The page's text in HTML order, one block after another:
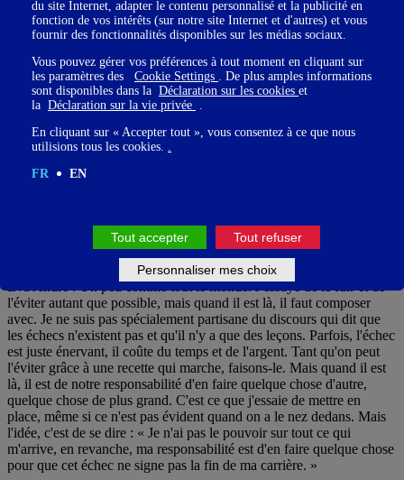
un malentendu. Je suis arrivée au bon endroit au bon moment,
j'avais un talent pour ça et j'ai rencontré les bonnes personnes. Mais
sur scène, je suis exactement comme le public. Mon quotidien sort
des codes, mais au fond, on vit tous les mêmes choses. C'est ce que
je trouve fascinant dans les passerelles avec le monde de l'entreprise
: le rapport à l'échec, les questions de résilience ou le besoin de
s'appuyer sur une équipe compétente... Les défis sont les
identiques.
Justement, quel est ton rapport à l'échec ?
Eva André : Un peu comme tout le monde. J'essaye de le fuir et de
l'éviter autant que possible, mais quand il est là, il faut composer
avec. Je ne suis pas spécialement partisane du discours qui dit que
les échecs n'existent pas et qu'il n'y a que des leçons. Parfois, l'échec
est juste énervant, il coûte du temps et de l'argent. Tant qu'on peut
l'éviter grâce à une recette qui marche, faisons-le. Mais quand il est
là, il est de notre responsabilité d'en faire quelque chose d'autre,
quelque chose de plus grand. C'est ce que j'essaie de mettre en
place, même si ce n'est pas évident quand on a le nez dedans. Mais
l'idée, c'est de se dire : « Je n'ai pas le pouvoir sur tout ce qui
m'arrive, en revanche, ma responsabilité est d'en faire quelque chose
pour que cet échec ne signe pas la fin de ma carrière. »
du site Internet, adapter le contenu personnalisé et la publicité en
fonction de vos intérêts (sur notre site Internet et d'autres) et vous
fournir des fonctionnalités disponibles sur les médias sociaux.
Vous pouvez gérer vos préférences à tout moment en cliquant sur
les paramètres des Cookie Settings . De plus amples informations
sont disponibles dans la Déclaration sur les cookies et
la Déclaration sur la vie privée .
En cliquant sur « Accepter tout », vous consentez à ce que nous
utilisions tous les cookies. .
FR
EN
Tout accepter Tout refuser
Personnaliser mes choix